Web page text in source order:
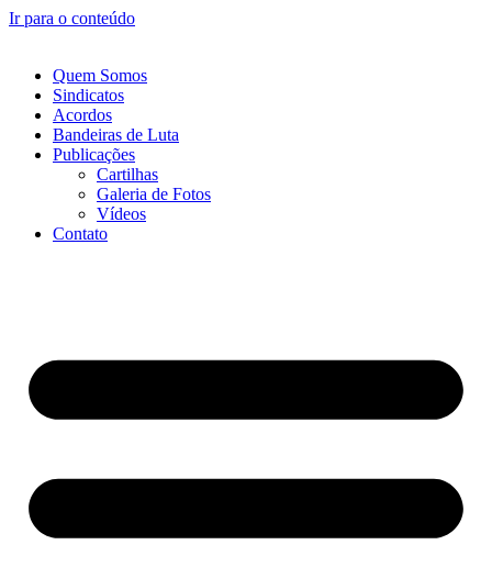
Ir para o conteúdo
Quem Somos
Sindicatos
Acordos
Bandeiras de Luta
Publicações
Cartilhas
Galeria de Fotos
Vídeos
Contato